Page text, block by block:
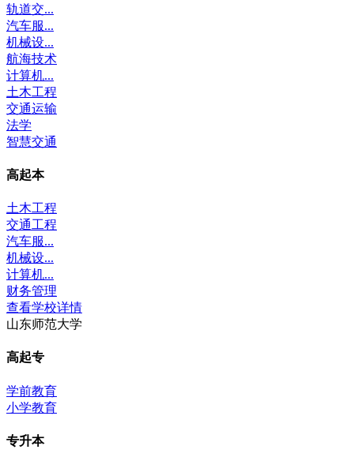
轨道交...
汽车服...
机械设...
航海技术
计算机...
土木工程
交通运输
法学
智慧交通
高起本
土木工程
交通工程
汽车服...
机械设...
计算机...
财务管理
查看学校详情
山东师范大学
高起专
学前教育
小学教育
专升本